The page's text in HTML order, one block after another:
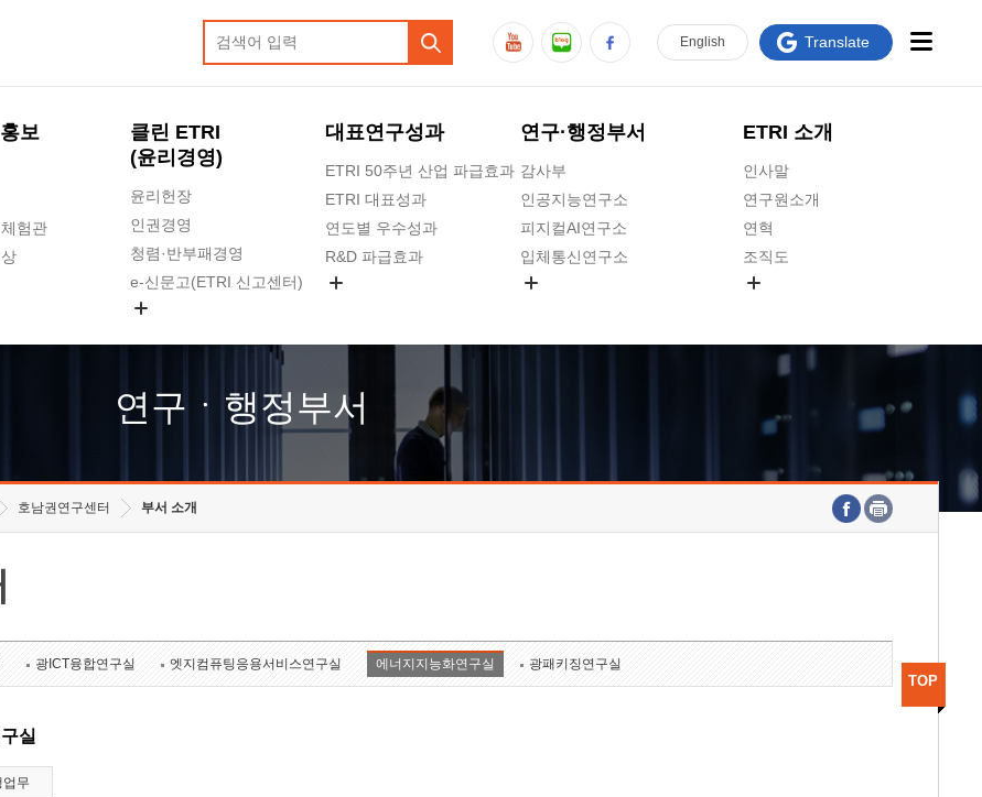
보
험관
클린 ETRI
(윤리경영)
윤리헌장
인권경영
청렴·반부패경영
e-신문고(ETRI 신고센터)
고객의소리
수의계약 현황
대표연구성과
ETRI 50주년 산업 파급효과
ETRI 대표성과
연도별 우수성과
R&D 파급효과
연구·행정부서
감사부
인공지능연구소
피지컬AI연구소
입체통신연구소
호남권연구본부
기획본부
ETRI 소개
인사말
연구원소개
연혁
조직도
연구원 고객헌장
주요업무연락처
English Translate
연구ㆍ행정부서
호남권연구센터 부서 소개
광ICT융합연구실 엣지컴퓨팅응용서비스연구실 에너지지능화연구실 광패키징연구실
실
업무
TOP